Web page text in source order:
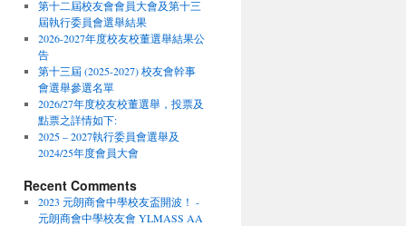
第十二屆校友會會員大會及第十三
屆執行委員會選舉結果
2026-2027年度校友校董選舉結果公
告
第十三屆 (2025-2027) 校友會幹事
會選舉參選名單
2026/27年度校友校董選舉，投票及
點票之詳情如下:
2025 – 2027執行委員會選舉及
2024/25年度會員大會
Recent Comments
2023 元朗商會中學校友盃開波！ -
元朗商會中學校友會 YLMASS AA